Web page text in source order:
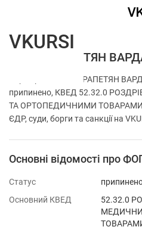
ФОП АЙРАПЕТЯН
Перевірка ФОП АЙРАПЕТЯН
припинено, КВЕД 52.32.0
ТА ОРТОПЕДИЧНИМИ ТОВАРАМИ,
ЄДР, суди, борги та санкції на
Основні відомості про
Статус
Основний КВЕД
52.32.0
VKURSI